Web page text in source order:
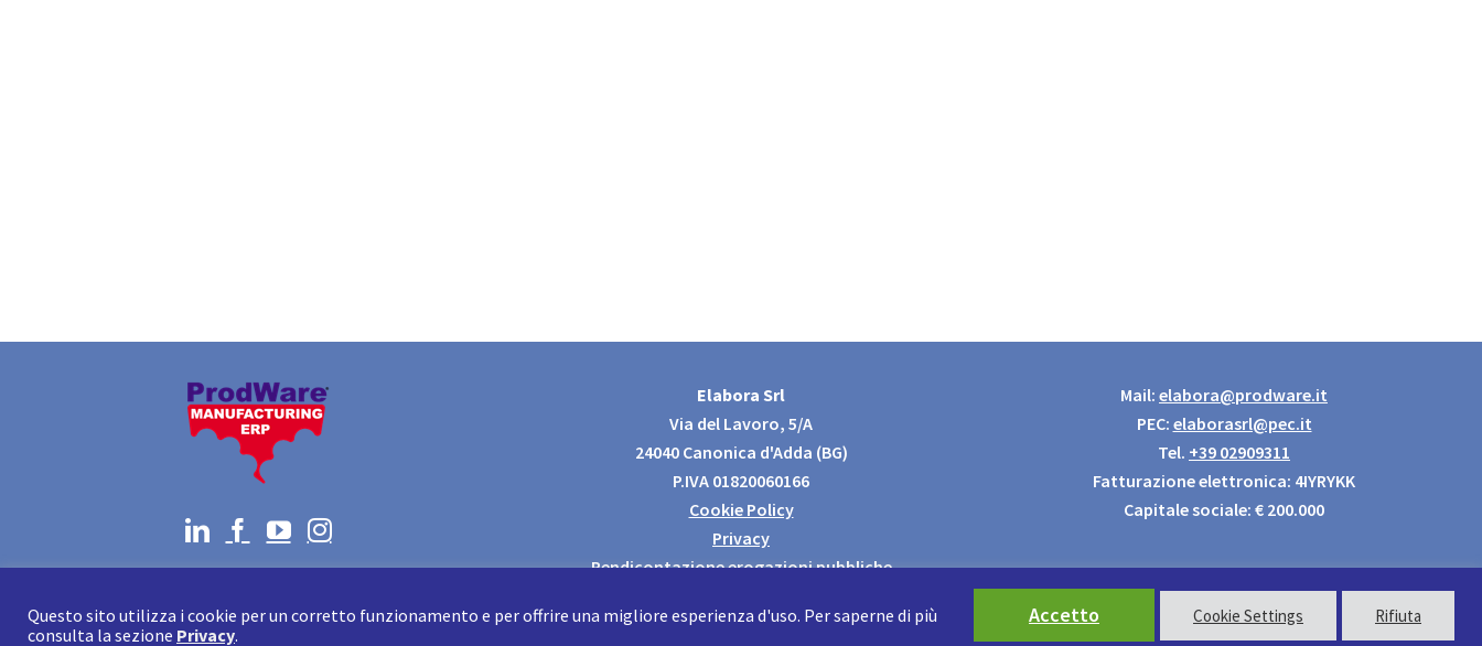
Elabora Srl
Via del Lavoro, 5/A
24040 Canonica d'Adda (BG)
P.IVA 01820060166
Cookie Policy
Privacy
Rendicontazione erogazioni pubbliche
Mail: elabora@prodware.it
PEC: elaborasrl@pec.it
Tel. +39 02909311
Fatturazione elettronica: 4IYRYKK
Capitale sociale: € 200.000
Questo sito utilizza i cookie per un corretto funzionamento e per offrire una migliore esperienza d'uso. Per saperne di più
consulta la sezione Privacy.
Accetto Cookie Settings Rifiuta